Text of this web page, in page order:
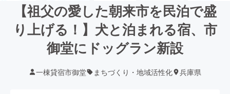
【祖父の愛した朝来市を民泊で盛
り上げる！】犬と泊まれる宿、市
御堂にドッグラン新設
一棟貸宿市御堂 まちづくり・地域活性化 兵庫県